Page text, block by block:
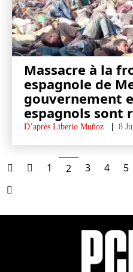
Massacre à la
espagnole de
gouvernement
espagnols sont
D’après Liberio Muñoz 8
1 2 3 4 5